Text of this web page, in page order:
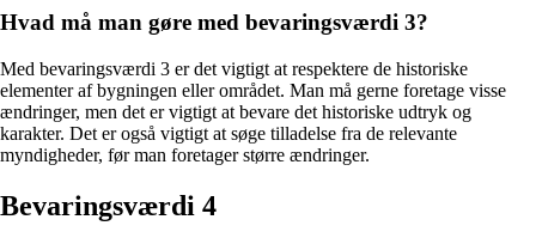
Hvad må man gøre med bevaringsværdi 3?
Med bevaringsværdi 3 er det vigtigt at respektere de historiske
elementer af bygningen eller området. Man må gerne foretage visse
ændringer, men det er vigtigt at bevare det historiske udtryk og
karakter. Det er også vigtigt at søge tilladelse fra de relevante
myndigheder, før man foretager større ændringer.
Bevaringsværdi 4